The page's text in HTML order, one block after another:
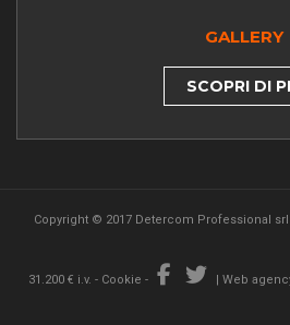
GALLERY
SCOPRI DI
Copyright © 2017 Detercom Professional srl -
31.200 € i.v. - Cookie - | Web